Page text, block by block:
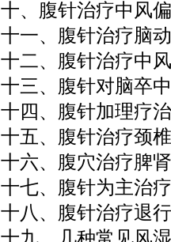
十、腹针治疗中风
十一、腹针治疗脑
十二、腹针治疗中
十三、腹针对脑卒
十四、腹针加理疗
十五、腹针治疗颈
十六、腹穴治疗脾
十七、腹针为主治
十八、腹针治疗退
十九、几种常见风